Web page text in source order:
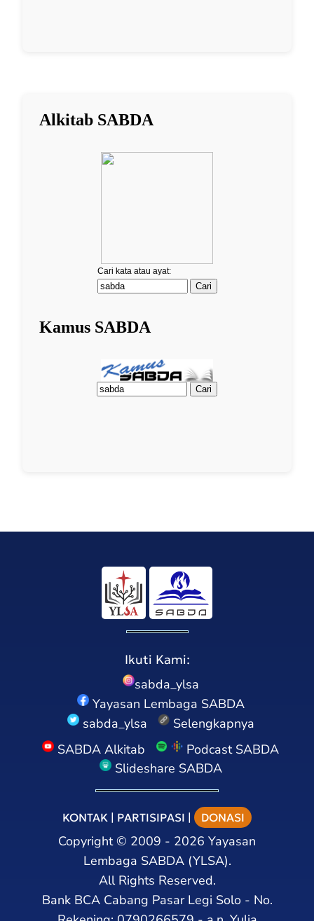
Ikuti Kami:
sabda_ylsa
Yayasan Lembaga SABDA
sabda_ylsa
Selengkapnya
SABDA Alkitab
Podcast SABDA
Slideshare SABDA
KONTAK | PARTISIPASI | DONASI
Copyright© 2009 - 2026 Yayasan
Lembaga SABDA (YLSA).
All Rights Reserved.
Bank BCA Cabang Pasar Legi Solo - No.